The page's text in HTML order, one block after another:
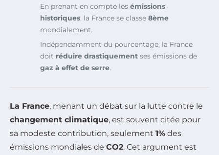
En prenant en compte les émissions
historiques, la France se classe 8ème
mondialement.
Indépendamment du pourcentage, la France
doit réduire drastiquement ses émissions de
gaz à effet de serre.
La France, menant un débat sur la lutte contre le
changement climatique, est souvent citée pour
sa modeste contribution, seulement 1% des
émissions mondiales de CO2. Cet argument est